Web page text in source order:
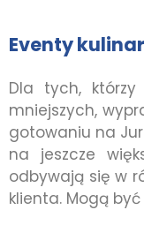
Eventy
Dla tych,
mniejszych,
gotowaniu na
na jeszcze
odbywają się w
klienta. Mogą